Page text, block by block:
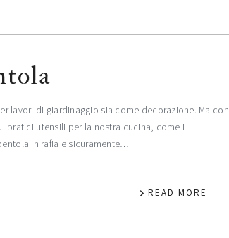
lavori di giardinaggio sia come decorazione. Ma con
pratici utensili per la nostra cucina, come i
in rafia e sicuramente…
READ MORE